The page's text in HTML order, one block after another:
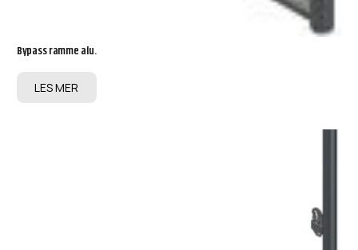
Bypass ramme alu.
LES MER